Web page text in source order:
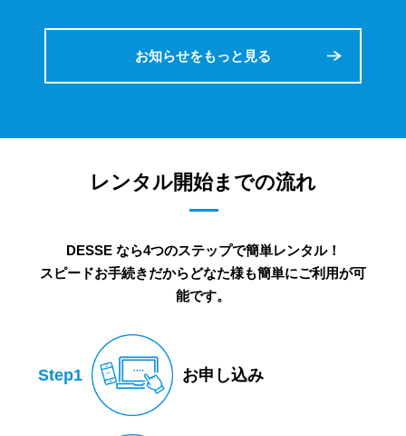
お知らせをもっと見る
レンタル開始までの流れ
DESSE なら4つのステップで簡単レンタル！
スピードお手続きだからどなた様も簡単にご利用が可
能です。
Step1 お申し込み